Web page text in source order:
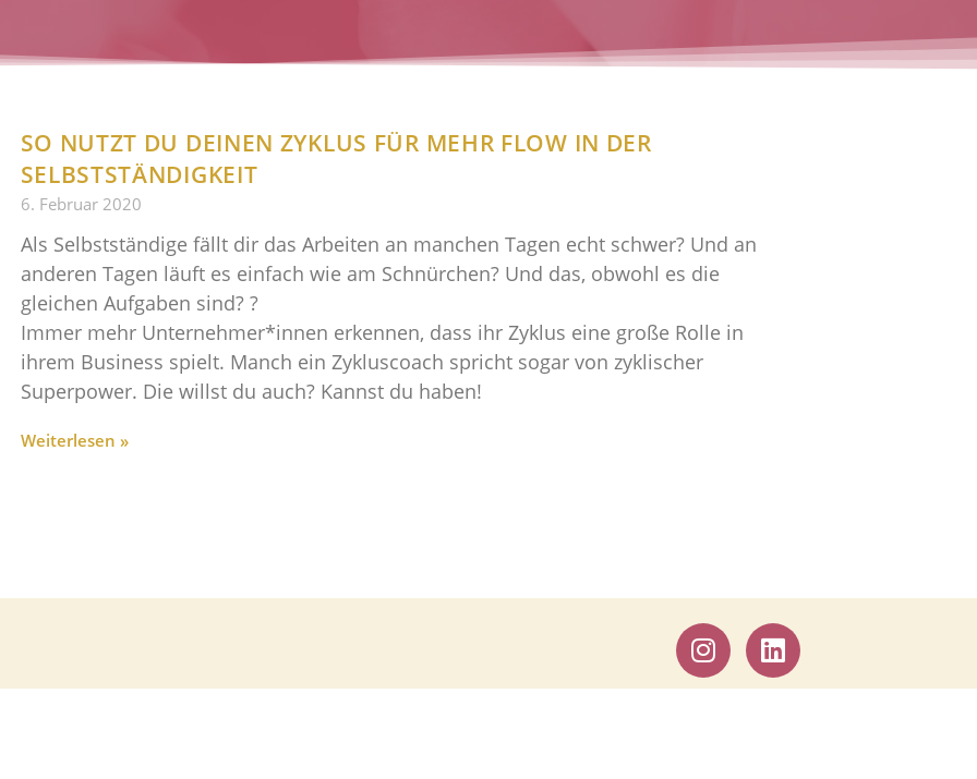
SO NUTZT DU DEINEN ZYKLUS FÜR MEHR FLOW IN DER
SELBSTSTÄNDIGKEIT
6. Februar 2020
Als Selbstständige fällt dir das Arbeiten an manchen Tagen echt schwer? Und an
anderen Tagen läuft es einfach wie am Schnürchen? Und das, obwohl es die
gleichen Aufgaben sind? ?
Immer mehr Unternehmer*innen erkennen, dass ihr Zyklus eine große Rolle in
ihrem Business spielt. Manch ein Zykluscoach spricht sogar von zyklischer
Superpower. Die willst du auch? Kannst du haben!
Weiterlesen »